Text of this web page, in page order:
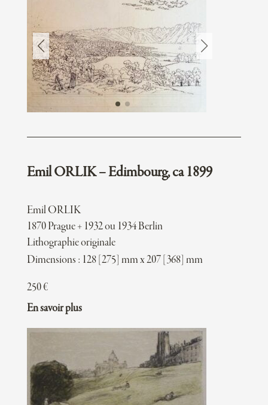
Emil ORLIK – Edimbourg, ca 1899
Emil ORLIK
1870 Prague + 1932 ou 1934 Berlin
Lithographie originale
Dimensions : 128 [275] mm x 207 [368] mm
250€
En savoir plus